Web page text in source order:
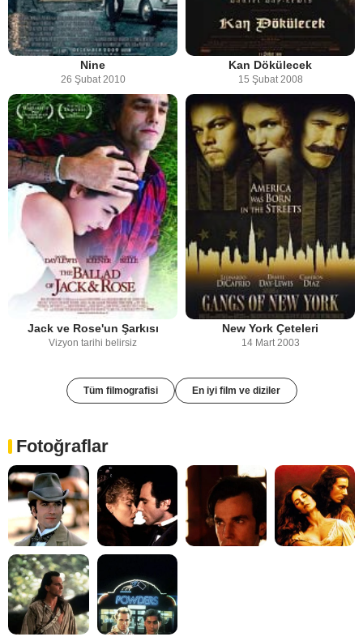
Nine
26 Şubat 2010
Kan Dökülecek
15 Şubat 2008
Jack ve Rose'un Şarkısı
Vizyon tarihi belirsiz
New York Çeteleri
14 Mart 2003
Tüm filmografisi En iyi film ve diziler
Fotoğraflar